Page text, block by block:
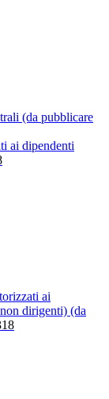
(da pubblicare
ai dipendenti
ai
dirigenti) (da